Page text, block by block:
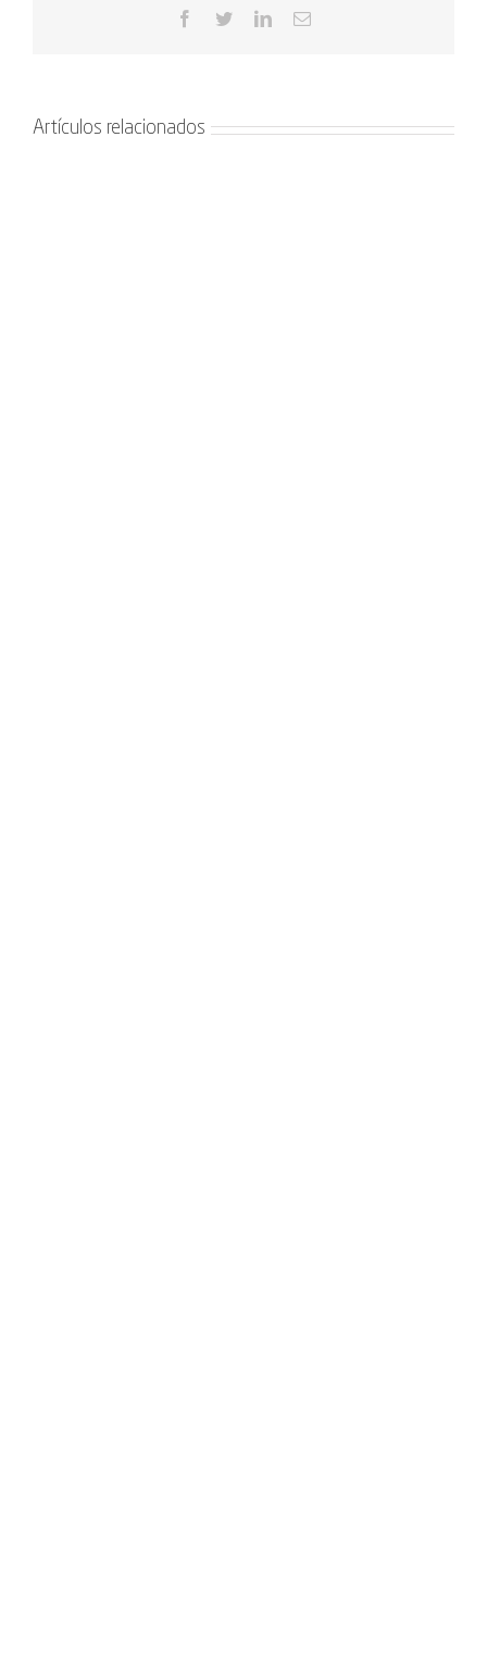
Facebook
TwitterLinkedInCorreo
Artículos relacionados